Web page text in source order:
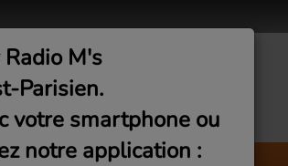
Médias
M's
Parisien.
votre smartphone ou
notre application :